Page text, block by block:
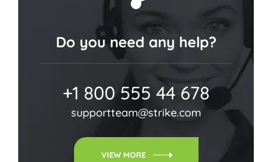
Do you need any help?
+1 800 555 44 678
supportteam@strike.com
VIEW MORE